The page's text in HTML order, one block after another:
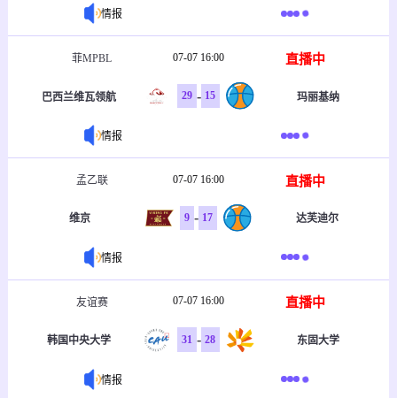
情报
菲MPBL 07-07 16:00 直播中
巴西兰维瓦领航 29 - 15 玛丽基纳
情报
孟乙联 07-07 16:00 直播中
维京 9 - 17 达芙迪尔
情报
友谊赛 07-07 16:00 直播中
韩国中央大学 31 - 28 东固大学
情报